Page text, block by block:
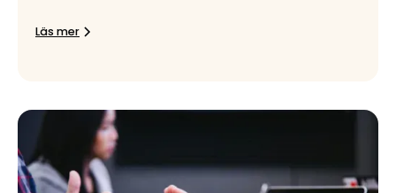
Läs mer